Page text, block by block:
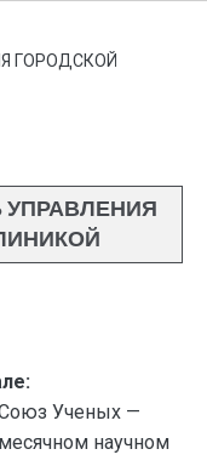
ГОРОДСКОЙ
Ученых —
научном